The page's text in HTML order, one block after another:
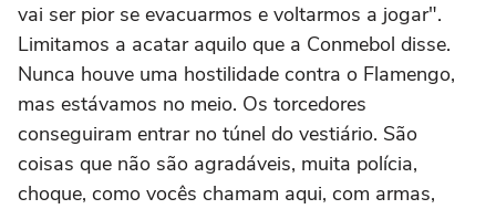
vai ser pior se evacuarmos e voltarmos a jogar".
Limitamos a acatar aquilo que a Conmebol disse.
Nunca houve uma hostilidade contra o Flamengo,
mas estávamos no meio. Os torcedores
conseguiram entrar no túnel do vestiário. São
coisas que não são agradáveis, muita polícia,
choque, como vocês chamam aqui, com armas,